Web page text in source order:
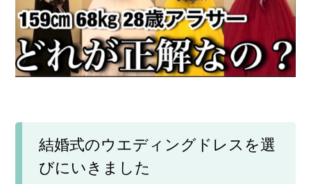
結婚式のウエディングドレスを選
びにいきました